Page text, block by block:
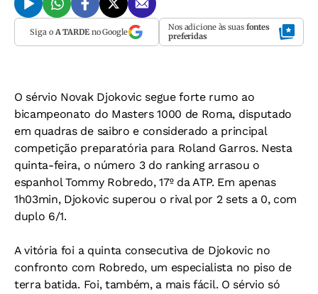
Siga o A TARDEno Google Nos adicione às suas fontes
preferidas
O sérvio Novak Djokovic segue forte rumo ao
bicampeonato do Masters 1000 de Roma, disputado
em quadras de saibro e considerado a principal
competição preparatória para Roland Garros. Nesta
quinta-feira, o número 3 do ranking arrasou o
espanhol Tommy Robredo, 17º da ATP. Em apenas
1h03min, Djokovic superou o rival por 2 sets a 0, com
duplo 6/1.
A vitória foi a quinta consecutiva de Djokovic no
confronto com Robredo, um especialista no piso de
terra batida. Foi, também, a mais fácil. O sérvio só